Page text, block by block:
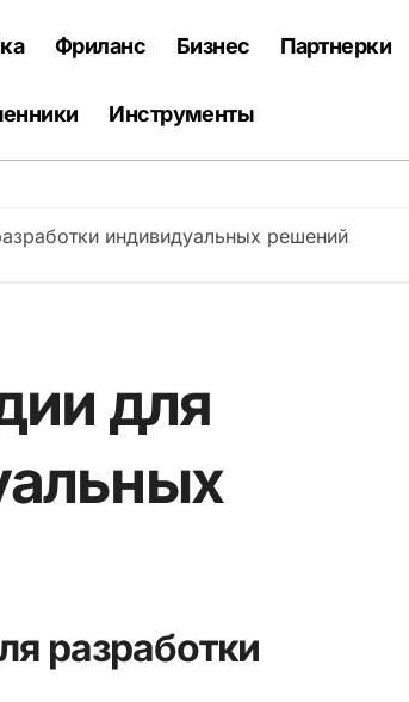
Фриланс Бизнес Партнерки
Инструменты
индивидуальных решений
для
разработки